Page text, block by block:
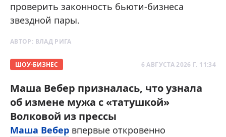
проверить законность бьюти-бизнеса
звездной пары.
АВТОР: ВЛАД РИГА
ШОУ-БИЗНЕС 6 АВГУСТА 2026 Г. 11:34
Маша Вебер призналась, что узнала
об измене мужа с «татушкой»
Волковой из прессы
Маша Вебер впервые откровенно